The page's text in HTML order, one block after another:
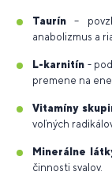
Taurín –
anabolizmus a
L-karnitín -
premene na
Vitamíny
voľných
Minerálne
činnosti svalov.